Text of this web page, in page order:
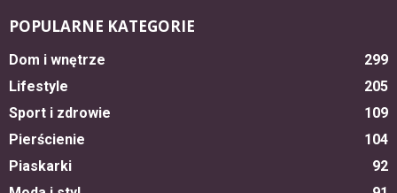
POPULARNE KATEGORIE
Dom i wnętrze
299
Lifestyle
205
Sport i zdrowie
109
Pierścienie
104
Piaskarki
92